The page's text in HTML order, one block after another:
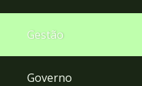
Gestão
Governo